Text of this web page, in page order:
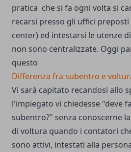
pratica che si fa ogni volta si
recarsi presso gli uffici
center) ed intestarsi le utenze
non sono centralizzate. Oggi
questo
Differenza fra subentro e
Vi sarà capitato recandosi allo
l'impiegato vi chiedesse "deve
subentro?" senza conoscerne
di voltura quando i contatori
sono attivi, intestati alla